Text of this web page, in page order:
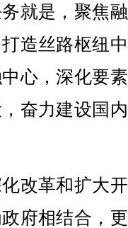
就是，聚焦
造丝路枢纽
心，深化要
奋力建设国
革和扩大
府相结合，